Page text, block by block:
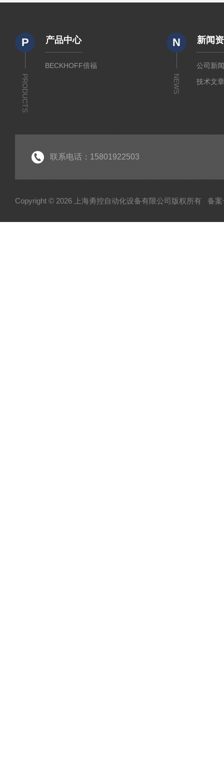
P
PRODUCTS
产品中心
BECKHOFF倍福
N
NEWS
新闻
公司新
技术文
联系电话：15801922503
Copyright © 2026 上海勇控自动化设备有限公司版权所有 备案